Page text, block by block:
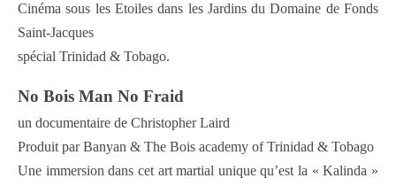
Cinéma sous les Etoiles dans les Jardins du Domaine de Fonds
Saint-Jacques
spécial Trinidad & Tobago.
No Bois Man No Fraid
un documentaire de Christopher Laird
Produit par Banyan & The Bois academy of Trinidad & Tobago
Une immersion dans cet art martial unique qu’est la « Kalinda »